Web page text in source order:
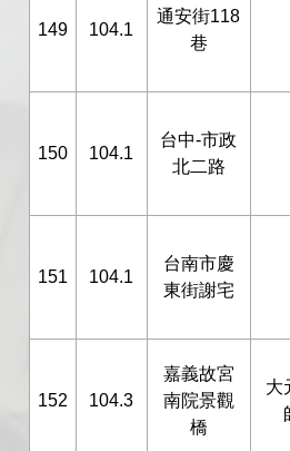
149 104.1
通安街118
巷
150 104.1
台中-市政
北二路
151 104.1
台南市慶
東街謝宅
152 104.3
嘉義故宮
南院景觀
橋
大